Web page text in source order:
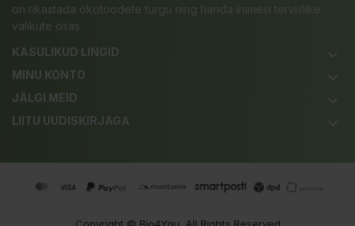
on rikastada ökotoodete turgu ning harida inimesi tervislike
valikute osas.
KASULIKUD LINGID
keyboard_arrow_down
MINU KONTO keyboard_arrow_down
JÄLGI MEID keyboard_arrow_down
LIITU UUDISKIRJAGA keyboard_arrow_down